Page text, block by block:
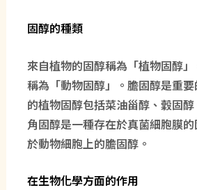
固醇的種類
來自植物的固醇稱為「植物固醇
稱為「動物固醇」。膽固醇是重
的植物固醇包括菜油甾醇、穀固
角固醇是一種存在於真菌細胞膜
於動物細胞上的膽固醇。
在生物化學方面的作用